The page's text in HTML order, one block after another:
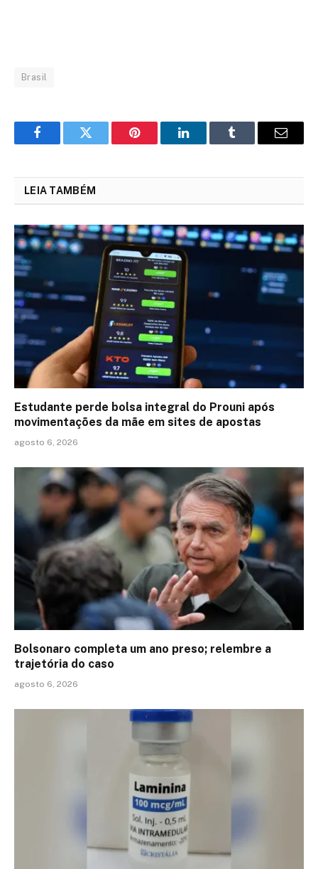
Brasil
FacebookTwitter Pinterest LinkedInTumblr Email
LEIA TAMBÉM
Estudante perde bolsa integral do Prouni após
movimentações da mãe em sites de apostas
agosto 6, 2026
Bolsonaro completa um ano preso; relembre a
trajetória do caso
agosto 6, 2026